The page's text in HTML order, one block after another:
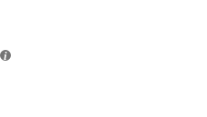
i